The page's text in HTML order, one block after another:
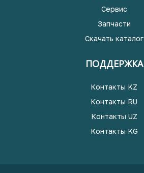
Сервис
Запчасти
Скачать каталог
ПОДДЕРЖКА
Контакты KZ
Контакты RU
Контакты UZ
Контакты KG